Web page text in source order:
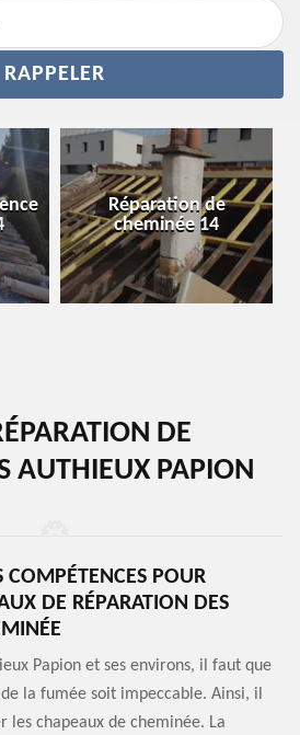
Réparation de
cheminée 14
DE
AUTHIEUX PAPION
COMPÉTENCES POUR
DE RÉPARATION DES
Papion et ses environs, il faut que
la fumée soit impeccable. Ainsi, il
les chapeaux de cheminée. La